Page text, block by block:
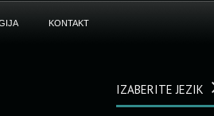
KONTAKT
IZABERITE JEZIK